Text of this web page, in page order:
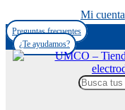
Mi cuenta
Preguntas frecuentes
¿Te ayudamos?